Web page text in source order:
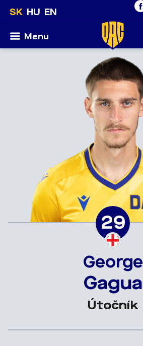
SK HU EN
Menu
29
George
Gagua
Útočník